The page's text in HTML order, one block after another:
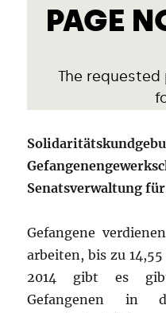
Senatsverwaltung
Gefangene
arbeiten, bis zu
2014 gibt es
Gefangenen in